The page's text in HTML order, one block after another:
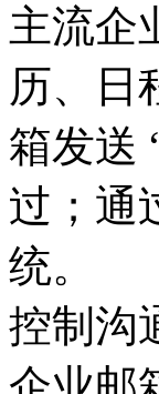
主流企
历、日
箱发送
过；通
统。
控制沟